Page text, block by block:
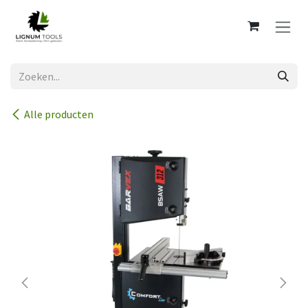
Overslaan naar inhoud
Alle producten